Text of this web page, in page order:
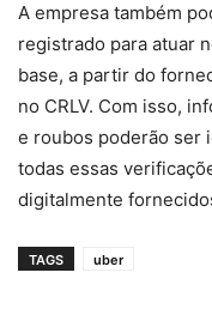
A empresa também
registrado para atuar
base, a partir do
no CRLV. Com isso,
e roubos poderão ser
todas essas
digitalmente
TAGS uber